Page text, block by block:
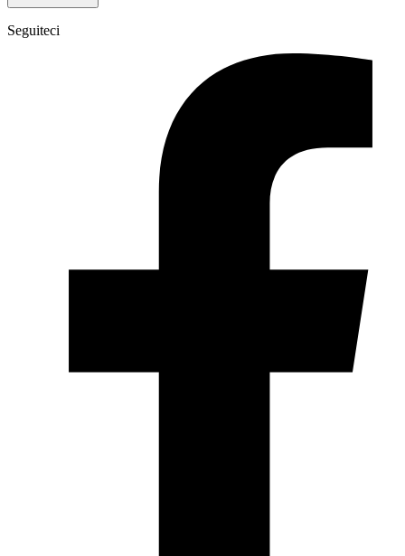
Seguiteci